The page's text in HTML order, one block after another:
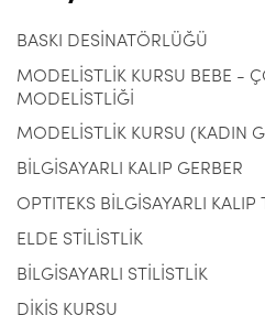
BASKI DESİNATÖRLÜĞÜ
MODELİSTLİK KURSU BEBE -
MODELİSTLİĞİ
MODELİSTLİK KURSU (KADIN
BİLGİSAYARLI KALIP GERBER
OPTITEKS BİLGİSAYARLI KALIP
ELDE STİLİSTLİK
BİLGİSAYARLI STİLİSTLİK
DİKİŞ KURSU